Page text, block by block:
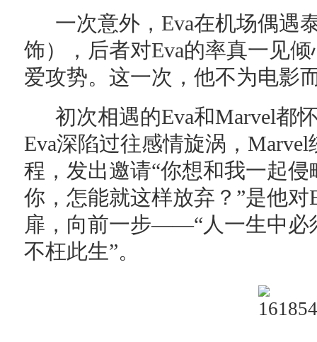
一次意外，Eva在机场偶遇
饰），后者对Eva的率真一见
爱攻势。这一次，他不为电影
初次相遇的Eva和Marvel都
Eva深陷过往感情旋涡，
程，发出邀请“你想和我一起
你，怎能就这样放弃？”是他对
扉，向前一步——“人一生中必
不枉此生”。